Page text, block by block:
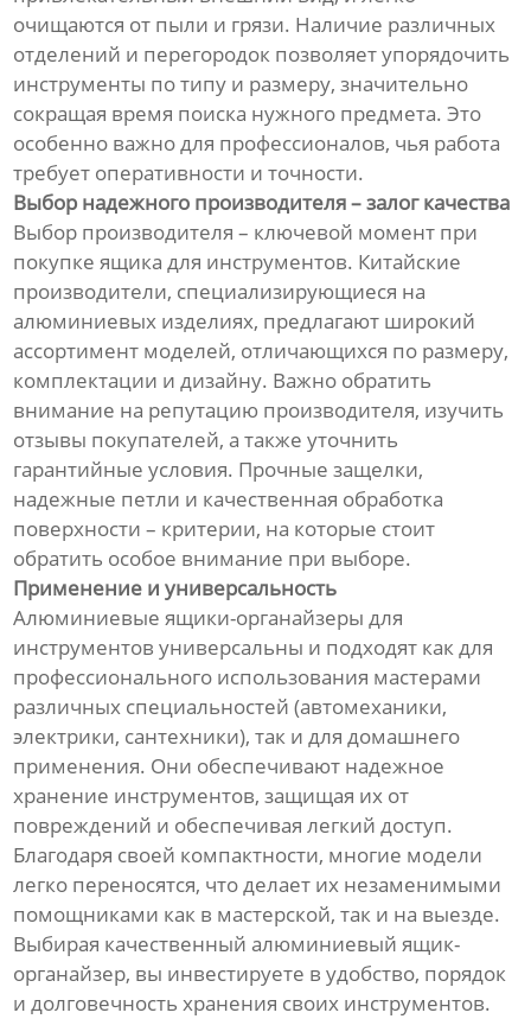
очищаются от пыли и грязи. Наличие различных
отделений и перегородок позволяет упорядочить
инструменты по типу и размеру, значительно
сокращая время поиска нужного предмета. Это
особенно важно для профессионалов, чья работа
требует оперативности и точности.
Выбор надежного производителя – залог качества
Выбор производителя – ключевой момент при
покупке ящика для инструментов. Китайские
производители, специализирующиеся на
алюминиевых изделиях, предлагают широкий
ассортимент моделей, отличающихся по размеру,
комплектации и дизайну. Важно обратить
внимание на репутацию производителя, изучить
отзывы покупателей, а также уточнить
гарантийные условия. Прочные защелки,
надежные петли и качественная обработка
поверхности – критерии, на которые стоит
обратить особое внимание при выборе.
Применение и универсальность
Алюминиевые ящики-органайзеры для
инструментов универсальны и подходят как для
профессионального использования мастерами
различных специальностей (автомеханики,
электрики, сантехники), так и для домашнего
применения. Они обеспечивают надежное
хранение инструментов, защищая их от
повреждений и обеспечивая легкий доступ.
Благодаря своей компактности, многие модели
легко переносятся, что делает их незаменимыми
помощниками как в мастерской, так и на выезде.
Выбирая качественный алюминиевый ящик-
органайзер, вы инвестируете в удобство, порядок
и долговечность хранения своих инструментов.